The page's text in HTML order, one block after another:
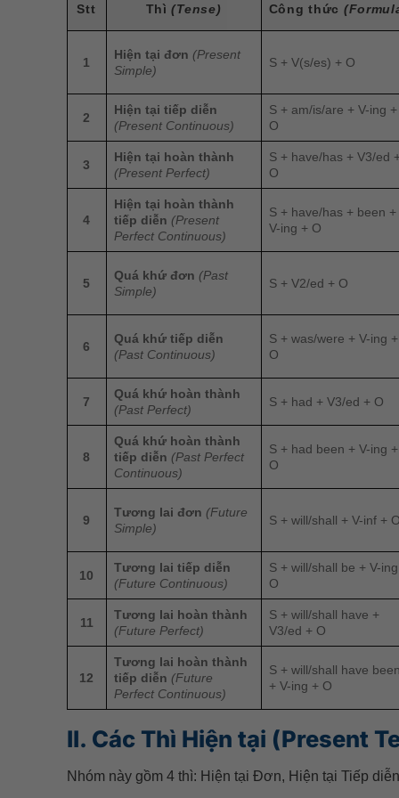
Stt Thì (Tense) Công thức
1
Hiện tại đơn (Present
Simple)
S + V(s/es) + O
2
Hiện tại tiếp diễn
(Present Continuous)
S + am/is/are + V-ing +
O
3
Hiện tại hoàn thành
(Present Perfect)
S + have/has + V3/ed
O
4
Hiện tại hoàn thành
tiếp diễn (Present
Perfect Continuous)
S + have/has + been +
V-ing + O
5
Quá khứ đơn (Past
Simple)
S + V2/ed + O
6
Quá khứ tiếp diễn
(Past Continuous)
S + was/were + V-ing +
O
7
Quá khứ hoàn thành
(Past Perfect)
S + had + V3/ed + O
8
Quá khứ hoàn thành
tiếp diễn (Past Perfect
Continuous)
S + had been + V-ing +
O
9
Tương lai đơn (Future
Simple)
S + will/shall + V-inf + O
10
Tương lai tiếp diễn
(Future Continuous)
S + will/shall be + V-
O
11
Tương lai hoàn thành
(Future Perfect)
S + will/shall have +
V3/ed + O
12
Tương lai hoàn thành
tiếp diễn (Future
Perfect Continuous)
S + will/shall have been
+ V-ing + O
II. Các Thì Hiện tại (Present
Nhóm này gồm 4 thì: Hiện tại Đơn, Hiện tại Tiếp